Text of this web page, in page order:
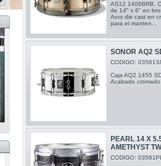
AS12 1406BRB.
de 14" x 6" en
Aros die cast en
para el manten...
SONOR AQ2
CODIGO:
Caja AQ2 1455
Acabado
PEARL 14 X
AMETHYST
CODIGO: